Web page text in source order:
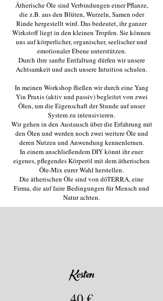
Ätherische Öle sind Verbindungen einer Pflanze,
die z.B. aus den Blüten, Wurzeln, Samen oder
Rinde hergestellt wird. Das bedeutet, ihr ganzer
Wirkstoff liegt in den kleinen Tropfen. Sie können
uns auf körperlicher, organischer, seelischer und
emotionaler Ebene unterstützen.
Durch ihre sanfte Entfaltung dürfen wir unsere
Achtsamkeit und auch unsere Intuition schulen.
In meinen Workshop fließen wir durch eine Yang
Yin Praxis (aktiv und passiv) begleitet von zwei
Ölen, um die Eigenschaft der Stunde auf unser
System zu intensivieren.
Wir gehen in den Austausch über die Erfahrung mit
den Ölen und werden noch zwei weitere Öle und
deren Nutzen und Anwendung kennenlernen.
In einem anschließendem DIY könnt ihr euer
eigenes, pflegendes Körperöl mit dem ätherischen
Öle-Mix eurer Wahl herstellen.
Die ätherischen Öle sind von dōTERRA, eine
Firma, die auf faire Bedingungen für Mensch und
Natur achten.
Kosten